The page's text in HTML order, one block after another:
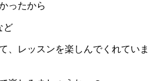
ったから
ど
、レッスンを楽しんでくれていま